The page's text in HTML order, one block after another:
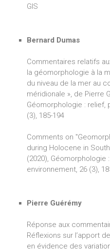
GIS
Bernard Dumas
Commentaires relatifs
la géomorphologie à la
du niveau de la mer au
méridionale », de Pierre
Géomorphologie : relief,
(3), 185-194
Comments on
during Holocene in
(2020), Géomorphologie
environnement, 26 (3),
Pierre Guérémy
Réponse aux
Réflexions sur l’apport
en évidence des